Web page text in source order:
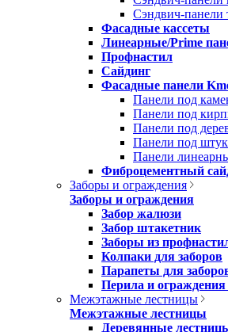
Сэндвич-панели
Фасадные кассеты
Линеарные/Prime
Профнастил
Сайдинг
Фасадные панели
Панели под
Панели под
Панели под
Панели под
Панели
Фиброцементный
Заборы и ограждения
Заборы и ограждения
Забор жалюзи
Забор штакетник
Заборы из
Колпаки для заборов
Парапеты для
Перила и
Межэтажные лестницы
Межэтажные лестницы
Деревянные